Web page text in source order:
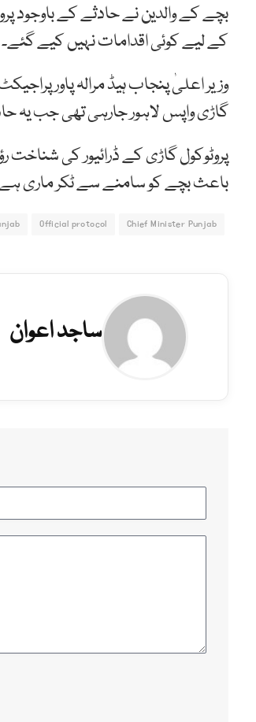
بچے کے والدین نے حادثے کے باوجود
کے لیے کوئی اقدامات نہیں کیے گئے۔
وزیر اعلیٰ پنجاب ہیڈ مرالہ پاور
گاڑی واپس لاہور جارہی تھی جب یہ
پروٹوکول گاڑی کے ڈرائیور کی شناخت
باعث بچے کو سامنے سے ٹکر ماری
Chief Minister Punjab
Official protocol
ساجد اعوان